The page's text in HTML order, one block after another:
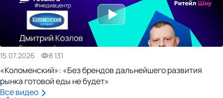
15.07.2026 8 131
«Коломенский»: «Без брендов дальнейшего развития
рынка готовой еды не будет»
Все видео